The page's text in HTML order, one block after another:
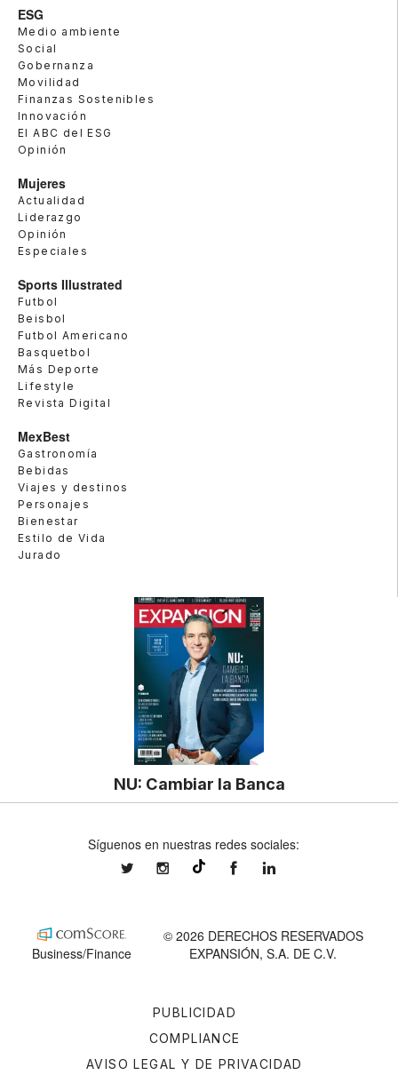
ESG
Medio ambiente
Social
Gobernanza
Movilidad
Finanzas Sostenibles
Innovación
El ABC del ESG
Opinión
Mujeres
Actualidad
Liderazgo
Opinión
Especiales
Sports Illustrated
Futbol
Beisbol
Futbol Americano
Basquetbol
Más Deporte
Lifestyle
Revista Digital
MexBest
Gastronomía
Bebidas
Viajes y destinos
Personajes
Bienestar
Estilo de Vida
Jurado
NU: Cambiar la Banca
PUBLICIDAD
COMPLIANCE
AVISO LEGAL Y DE PRIVACIDAD
Síguenos en nuestras redes sociales:
expansionmxexpansionmx ExpansionMex
Business/Finance
© 2026 DERECHOS RESERVADOS
EXPANSIÓN, S.A. DE C.V.